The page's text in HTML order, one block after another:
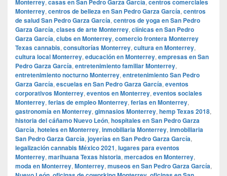
Monterrey casas en San Pedro Garza García centros comerciales
Monterrey, centros de belleza en San Pedro Garza García, centros
de salud San Pedro Garza García, centros de yoga en San Pedro
Garza García, clases de arte Monterrey, clínicas en San Pedro
Garza García, clubs en Monterrey, comercio frontera Monterrey
Texas cannabis, consultorías Monterrey, cultura en Monterrey,
cultura local Monterrey, educación en Monterrey, empresas en San
Pedro Garza García, entretenimiento familiar Monterrey,
entretenimiento nocturno Monterrey, entretenimiento San Pedro
Garza García, escuelas en San Pedro Garza García, eventos
corporativos Monterrey, eventos en Monterrey, eventos sociales
Monterrey, ferias de empleo Monterrey, ferias en Monterrey,
gastronomía en Monterrey, gimnasios Monterrey, hemp Texas 2018,
historia del cáñamo Nuevo León, hospitales en San Pedro Garza
García, hoteles en Monterrey, inmobiliaria Monterrey, inmobiliaria
San Pedro Garza García, joyerías en San Pedro Garza García,
legalización cannabis México 2021, lugares para eventos
Monterrey, marihuana Texas historia, mercados en Monterrey,
moda en Monterrey, Monterrey, museos en San Pedro Garza García,